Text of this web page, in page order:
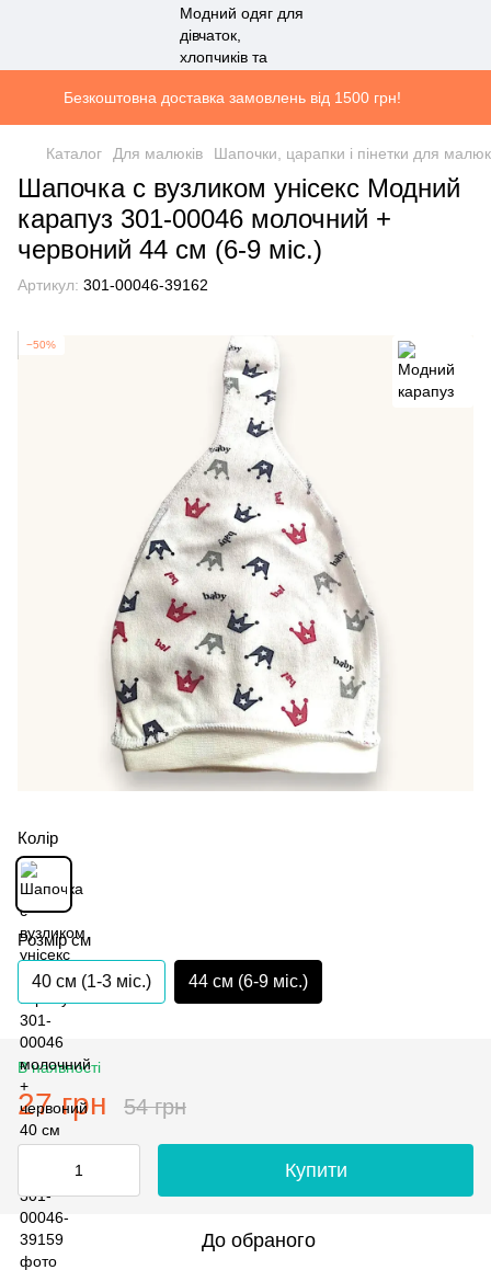
Безкоштовна доставка замовлень від 1500 грн!
Каталог Для малюків Шапочки, царапки і пінетки для
Шапочка c вузликом унісекс Модний
карапуз 301-00046 молочний +
червоний 44 см (6-9 міс.)
Артикул: 301-00046-39162
−50%
Колір
Розмір см
40 см (1-3 міс.) 44 см (6-9 міс.)
В наявності
27 грн 54 грн
Купити
До обраного